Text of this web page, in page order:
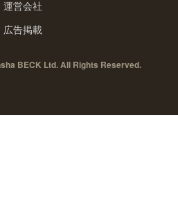
運営会社
広告掲載
BECK Ltd. All Rights Reserved.